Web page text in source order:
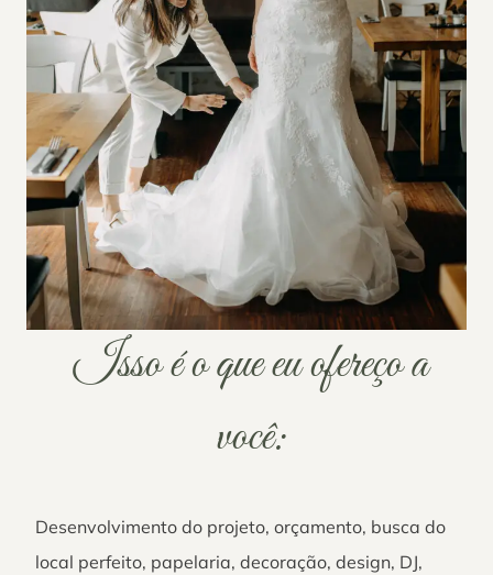
Isso é o que eu ofereço a
você:
Desenvolvimento do projeto, orçamento, busca do
local perfeito, papelaria, decoração, design, DJ,